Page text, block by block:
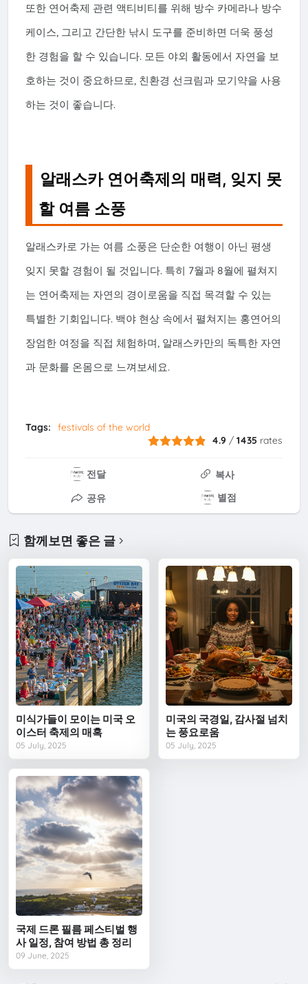
또한 연어축제 관련 액티비티를 위해 방수 카메라나 방수
케이스, 그리고 간단한 낚시 도구를 준비하면 더욱 풍성
한 경험을 할 수 있습니다. 모든 야외 활동에서 자연을 보
호하는 것이 중요하므로, 친환경 선크림과 모기약을 사용
하는 것이 좋습니다.
알래스카 연어축제의 매력, 잊지 못
할 여름 소풍
알래스카로 가는 여름 소풍은 단순한 여행이 아닌 평생
잊지 못할 경험이 될 것입니다. 특히 7월과 8월에 펼쳐지
는 연어축제는 자연의 경이로움을 직접 목격할 수 있는
특별한 기회입니다. 백야 현상 속에서 펼쳐지는 홍연어의
장엄한 여정을 직접 체험하며, 알래스카만의 독특한 자연
과 문화를 온몸으로 느껴보세요.
Tags:
festivals of the world
4.9 /1435 rates
전달
복사
공유
별점
함께보면 좋은 글
미식가들이 모이는 미국 오
이스터 축제의 매혹
05 July, 2025
미국의 국경일, 감사절 넘치
는 풍요로움
05 July, 2025
국제 드론 필름 페스티벌 행
사 일정, 참여 방법 총 정리
09 June, 2025